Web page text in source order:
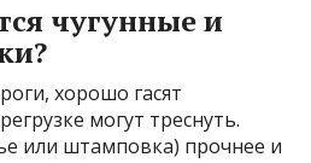
чугунные и
хорошо гасят
могут треснуть.
или штамповка) прочнее и